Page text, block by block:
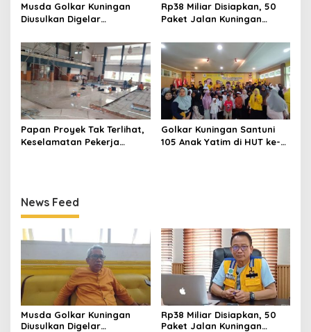
Musda Golkar Kuningan
Diusulkan Digelar
Mulai Matangkan Persiapan
Rp38 Miliar Disiapkan, 50
Paket Jalan Kuningan
Kilometer
Papan Proyek Tak Terlihat,
Keselamatan Pekerja
Golkar Kuningan Santuni
105 Anak Yatim di HUT ke-
News Feed
Musda Golkar Kuningan
Diusulkan Digelar
Rp38 Miliar Disiapkan, 50
Paket Jalan Kuningan